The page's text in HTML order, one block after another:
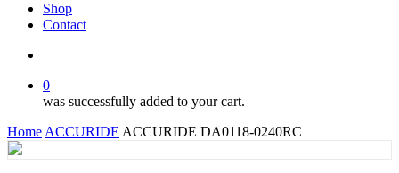
Shop
Contact
0
was successfully added to your cart.
Home ACCURIDE ACCURIDE DA0118-0240RC